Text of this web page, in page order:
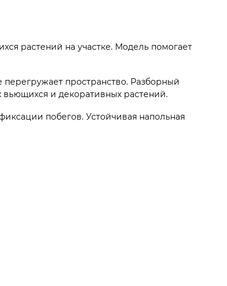
растений на участке. Модель помогает
пространство. Разборный
вьющихся и декоративных растений.
побегов. Устойчивая напольная